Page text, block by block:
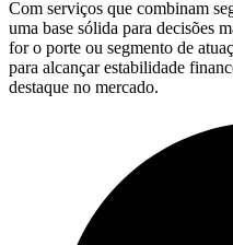
Com serviços que combinam
uma base sólida para decisões
for o porte ou segmento de
para alcançar estabilidade
destaque no mercado.